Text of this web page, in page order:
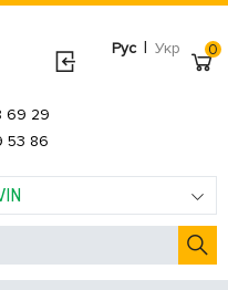
Рус | Укр
69 29
53 86
0